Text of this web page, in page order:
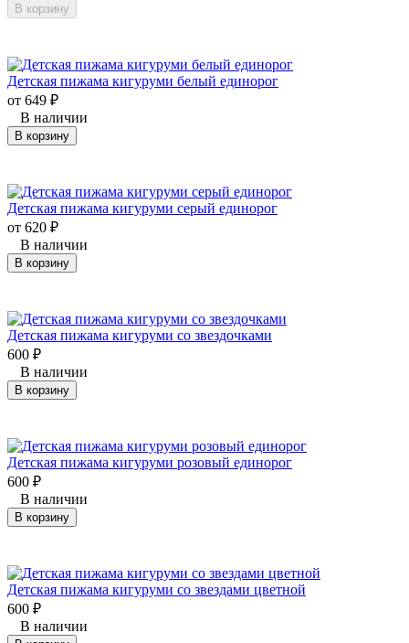
В корзину
Детская пижама кигуруми белый единорог
от 649 ₽
В наличии
В корзину
Детская пижама кигуруми серый единорог
от 620 ₽
В наличии
В корзину
Детская пижама кигуруми со звездочками
600 ₽
В наличии
В корзину
Детская пижама кигуруми розовый единорог
600 ₽
В наличии
В корзину
Детская пижама кигуруми со звездами цветной
600 ₽
В наличии